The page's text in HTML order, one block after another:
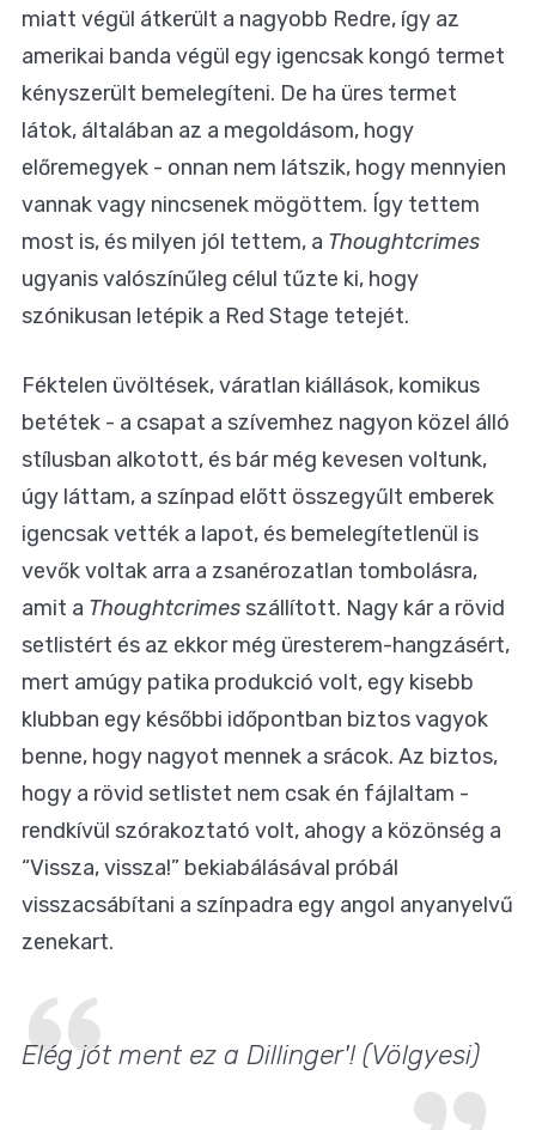
miatt végül átkerült a nagyobb Redre, így az
amerikai banda végül egy igencsak kongó termet
kényszerült bemelegíteni. De ha üres termet
látok, általában az a megoldásom, hogy
előremegyek - onnan nem látszik, hogy mennyien
vannak vagy nincsenek mögöttem. Így tettem
most is, és milyen jól tettem, a Thoughtcrimes
ugyanis valószínűleg célul tűzte ki, hogy
szónikusan letépik a Red Stage tetejét.
Féktelen üvöltések, váratlan kiállások, komikus
betétek - a csapat a szívemhez nagyon közel álló
stílusban alkotott, és bár még kevesen voltunk,
úgy láttam, a színpad előtt összegyűlt emberek
igencsak vették a lapot, és bemelegítetlenül is
vevők voltak arra a zsanérozatlan tombolásra,
amit a Thoughtcrimes szállított. Nagy kár a rövid
setlistért és az ekkor még üresterem-hangzásért,
mert amúgy patika produkció volt, egy kisebb
klubban egy későbbi időpontban biztos vagyok
benne, hogy nagyot mennek a srácok. Az biztos,
hogy a rövid setlistet nem csak én fájlaltam -
rendkívül szórakoztató volt, ahogy a közönség a
“Vissza, vissza!” bekiabálásával próbál
visszacsábítani a színpadra egy angol anyanyelvű
zenekart.
Elég jót ment ez a Dillinger'! (Völgyesi)